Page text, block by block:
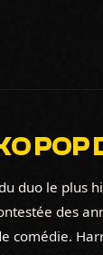
POP
duo le plus
des
comédie.